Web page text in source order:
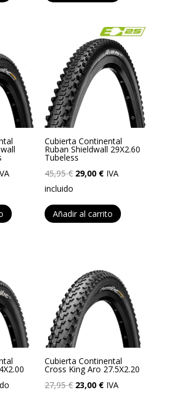
Cubierta Continental
Ruban Shieldwall 29X2.60
Tubeless
45,95€ El
original
era:
29,00 €El
actual
es:
IVA
incluido
Añadir al carrito
Cubierta Continental
Cross King Aro 27.5X2.20
27,95€ El
23,00 €ElIVA